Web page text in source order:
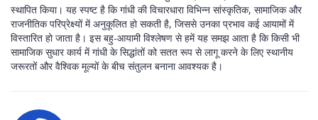
स्थापित किया। यह स्पष्ट है कि गांधी की विचारधारा विभिन्न सांस्कृतिक, सामाजिक और
राजनीतिक परिप्रेक्ष्यों में अनुकूलित हो सकती है, जिससे उनका प्रभाव कई आयामों में
विस्तारित हो जाता है। इस बहु-आयामी विश्लेषण से हमें यह समझ आता है कि किसी भी
सामाजिक सुधार कार्य में गांधी के सिद्धांतों को सतत रूप से लागू करने के लिए स्थानीय
जरूरतों और वैश्विक मूल्यों के बीच संतुलन बनाना आवश्यक है।